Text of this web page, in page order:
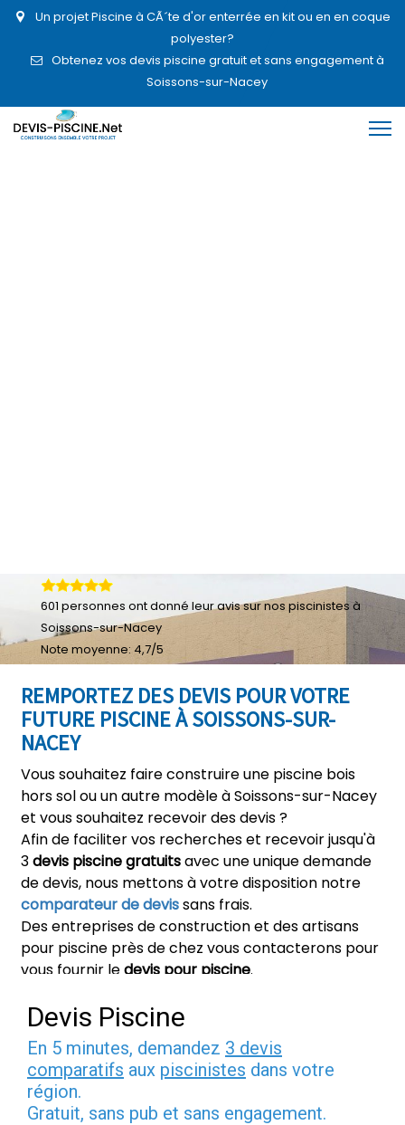
Un projet Piscine à CÃ´te d'or enterrée en kit ou en en coque
polyester?
Obtenez vos devis piscine gratuit et sans engagement à
Soissons-sur-Nacey
REMPORTEZ DES DEVIS POUR VOTRE
FUTURE PISCINE À SOISSONS-SUR-
NACEY
Vous souhaitez faire construire une piscine bois
hors sol ou un autre modèle à Soissons-sur-Nacey
et vous souhaitez recevoir des devis ?
Afin de faciliter vos recherches et recevoir jusqu'à
3devis piscine gratuitsavec une unique demande
de devis, nous mettons à votre disposition notre
comparateur de devissans frais.
Des entreprises de construction et des artisans
pour piscine près de chez vous contacterons pour
vous fournir ledevis pour piscine.
601 personnes ont donné leuravis sur nos piscinistes à
Soissons-sur-Nacey
Note moyenne: 4,7/5
Devis Piscine
En 5 minutes, demandez 3 devis
comparatifs aux piscinistes dans votre
région.
Gratuit, sans pub et sans engagement.